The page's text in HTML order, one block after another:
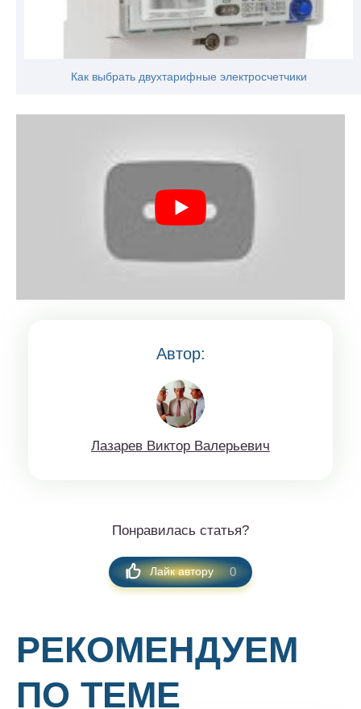
Как выбрать двухтарифные электросчетчики
Автор:
Лaзaрев Виктop Вaлерьeвич
Понравилась статья?
Лайк автору 0
РЕКОМЕНДУЕМ
ПО ТЕМЕ